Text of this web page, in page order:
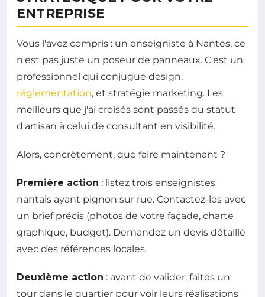
ENTREPRISE
Vous l'avez compris : un enseigniste à Nantes, ce
n'est pas juste un poseur de panneaux. C'est un
professionnel qui conjugue design,
réglementation, et stratégie marketing. Les
meilleurs que j'ai croisés sont passés du statut
d'artisan à celui de consultant en visibilité.
Alors, concrètement, que faire maintenant ?
Première action : listez trois enseignistes
nantais ayant pignon sur rue. Contactez-les avec
un brief précis (photos de votre façade, charte
graphique, budget). Demandez un devis détaillé
avec des références locales.
Deuxième action : avant de valider, faites un
tour dans le quartier pour voir leurs réalisations